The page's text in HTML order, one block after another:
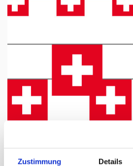
Zustimmung Details